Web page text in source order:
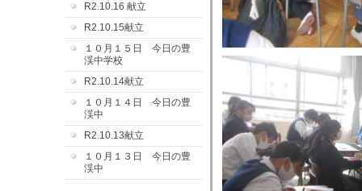
R2.10.16 献立
R2.10.15献立
１０月１５日 今日の豊
渓中学校
R2.10.14献立
１０月１４日 今日の豊
渓中
R2.10.13献立
１０月１３日 今日の豊
渓中